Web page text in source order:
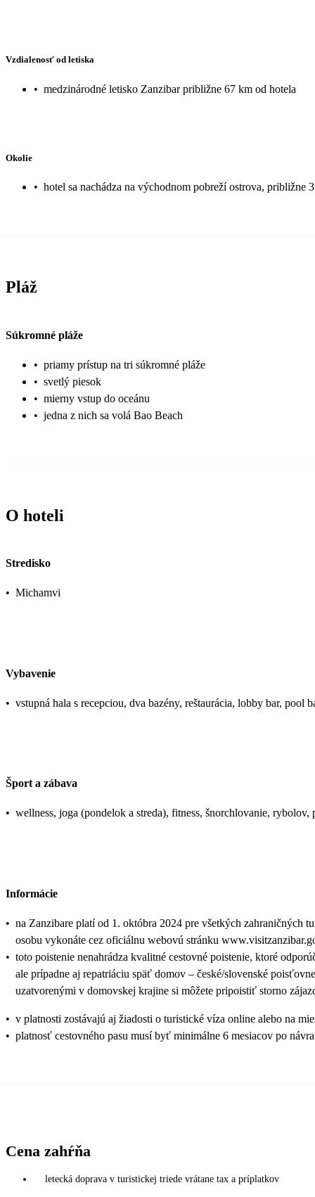
Vzdialenosť od letiska
• medzinárodné letisko Zanzibar približne 67 km od hotela
Okolie
• hotel sa nachádza na východnom pobreží ostrova,
Pláž
Súkromné pláže
• priamy prístup na tri súkromné pláže
• svetlý piesok
• mierny vstup do oceánu
• jedna z nich sa volá Bao Beach
O hoteli
Stredisko
• Michamvi
Vybavenie
• vstupná hala s recepciou, dva bazény, reštaurácia, lobby bar,
Šport a zábava
• wellness, joga (pondelok a streda), fitness, šnorchlovanie,
Informácie
• na Zanzibare platí od 1. októbra 2024 pre všetkých zahraničných
osobu vykonáte cez oficiálnu webovú stránku
• toto poistenie nenahrádza kvalitné cestovné poistenie, ktoré
ale prípadne aj repatriáciu späť domov – české/slovenské
uzatvorenými v domovskej krajine si môžete pripoistiť storno
• v platnosti zostávajú aj žiadosti o turistické víza online alebo na
• platnosť cestovného pasu musí byť minimálne 6 mesiacov po
Cena zahŕňa
letecká doprava v turistickej triede vrátane tax a príplatkov